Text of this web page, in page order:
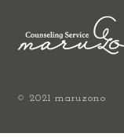
© 2021 maruzono